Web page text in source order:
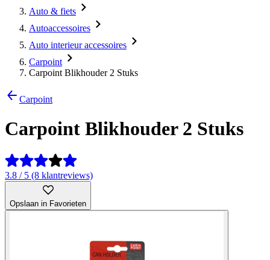
Auto & fiets
Autoaccessoires
Auto interieur accessoires
Carpoint
Carpoint Blikhouder 2 Stuks
Carpoint
Carpoint Blikhouder 2 Stuks
3.8 / 5 (8 klantreviews)
Opslaan in Favorieten